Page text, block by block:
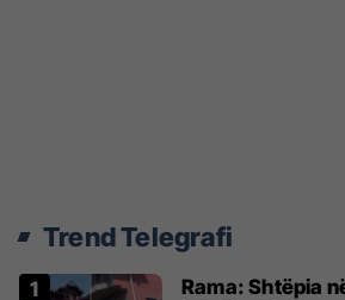
Trend Telegrafi
Rama: Shtëpia